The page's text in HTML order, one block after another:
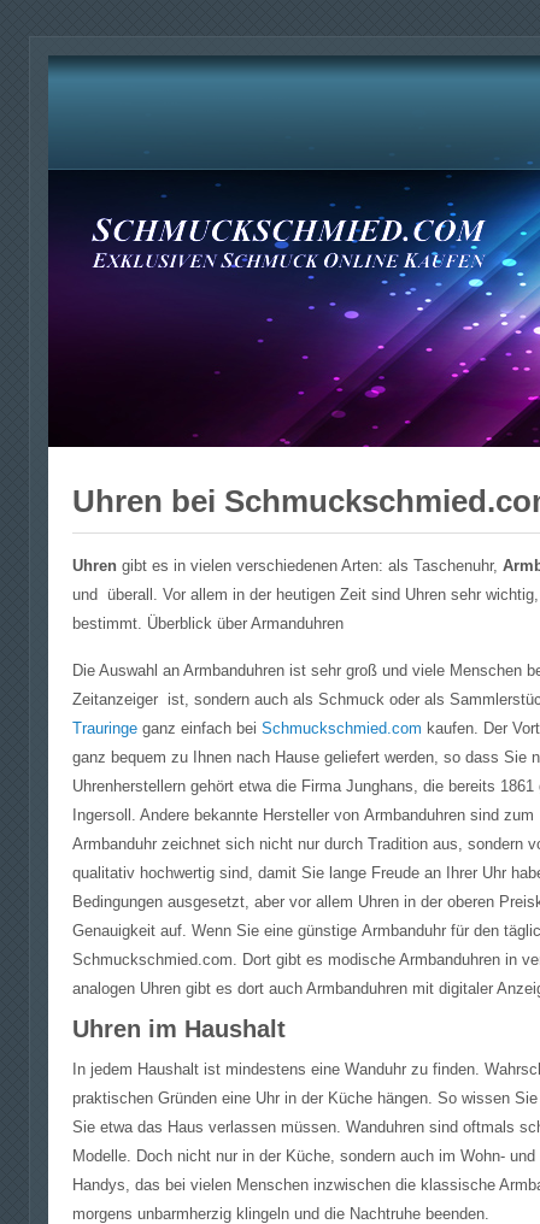
Uhren bei
Uhren gibt es in vielen verschiedenen Arten: als Taschenuhr,
und überall. Vor allem in der heutigen Zeit sind Uhren sehr
bestimmt. Überblick über Armanduhren
Die Auswahl an Armbanduhren ist sehr groß und viele
Zeitanzeiger ist, sondern auch als Schmuck oder als
Trauringe ganz einfach bei Schmuckschmied.com kaufen. Der
ganz bequem zu Ihnen nach Hause geliefert werden, so dass
Uhrenherstellern gehört etwa die Firma Junghans, die bereits
Ingersoll. Andere bekannte Hersteller von Armbanduhren sind
Armbanduhr zeichnet sich nicht nur durch Tradition aus, sondern
qualitativ hochwertig sind, damit Sie lange Freude an Ihrer Uhr
Bedingungen ausgesetzt, aber vor allem Uhren in der oberen
Genauigkeit auf. Wenn Sie eine günstige Armbanduhr für den
Schmuckschmied.com. Dort gibt es modische Armbanduhren in
analogen Uhren gibt es dort auch Armbanduhren mit digitaler
Uhren im Haushalt
In jedem Haushalt ist mindestens eine Wanduhr zu finden.
praktischen Gründen eine Uhr in der Küche hängen. So wissen
Sie etwa das Haus verlassen müssen. Wanduhren sind oftmals
Modelle. Doch nicht nur in der Küche, sondern auch im Wohn-
Handys, das bei vielen Menschen inzwischen die klassische
morgens unbarmherzig klingeln und die Nachtruhe beenden.